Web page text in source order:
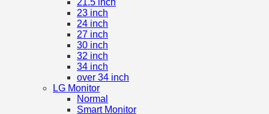
21.5 inch
23 inch
24 inch
27 inch
30 inch
32 inch
34 inch
over 34 inch
LG Monitor
Normal
Smart Monitor